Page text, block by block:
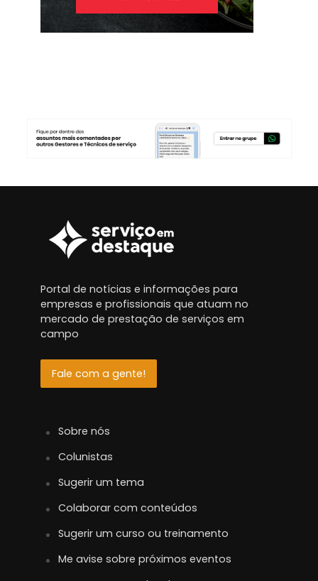
Portal de notícias e informações para
empresas e profissionais que atuam no
mercado de prestação de serviços em
campo
Fale com a gente!
Sobre nós
Colunistas
Sugerir um tema
Colaborar com conteúdos
Sugerir um curso ou treinamento
Me avise sobre próximos eventos